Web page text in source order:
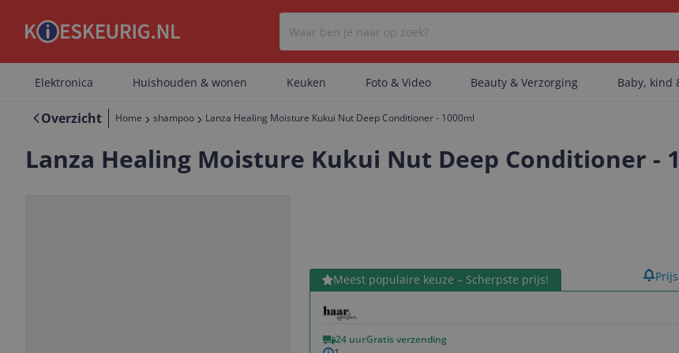
Er zijn geen categorieën gevonden.
Er zijn geen artikelen gevonden.
Elektronica Huishouden & wonen Keuken Foto & Video Beauty & Verzorging Baby, kind
Overzicht Home shampoo Lanza Healing Moisture Kukui Nut Deep Conditioner - 1000ml
Lanza Healing Moisture Kukui Nut Deep Conditioner -
Meest populaire keuze – Scherpste prijs!
24 uurGratis verzending
Bekijk product